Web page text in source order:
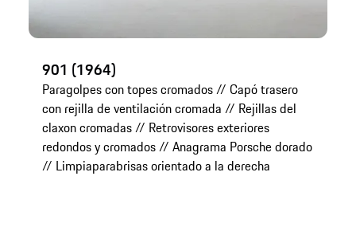
901 (1964)
Paragolpes con topes cromados // Capó trasero
con rejilla de ventilación cromada // Rejillas del
claxon cromadas // Retrovisores exteriores
redondos y cromados // Anagrama Porsche dorado
// Limpiaparabrisas orientado a la derecha